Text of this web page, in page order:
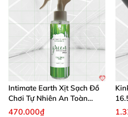
mát
chỉ trong 60 giây!
Intimate Earth Xịt Sạch Đồ
Chơi Tự Nhiên An Toàn
Hoàn Hảo
470.000₫